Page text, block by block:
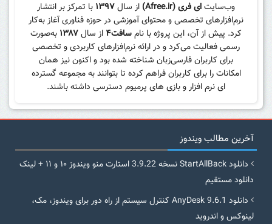
وب‌سایتای فری (Afree.ir) از سال۱۳۹۷ با تمرکز بر انتشار
نرم‌افزارهای تخصصی و محتوای آموزشی در حوزه فناوری آغاز به‌کار
کرد. پیش از آن، این پروژه با نامسافت۴ از سال۱۳۸۷ به‌صورت
رسمی فعالیت می‌کرد و در ارائه نرم‌افزارهای کاربردی و تخصصی
برای کاربران فارسی‌زبان شناخته شده بود و اکنون نیز همان
امکانات را برای کاربران فراهم کرده تا بتوانند به مجموعه گسترده
ای نرم افزار و بازی های پرمیوم دسترسی داشته باشند.
آخرین مطالب ویندوز
دانلود StartAllBack نسخه 3.9.22 استارت منو ویندوز ۱۰ و ۱۱ + لینک
دانلود مستقیم
دانلود AnyDesk 9.6.1 کنترل سیستم از راه دور برای ویندوز، مک،
لینوکس و اندروید